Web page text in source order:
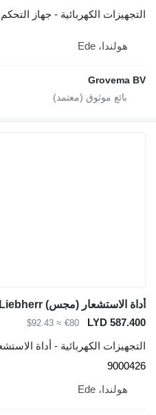
التجهيزات الكهربائية - جهاز
هولندا، Ede
Grovema BV
LYD 587.400
€80
≈ $92.43
التجهيزات الكهربائية - أداة
9000426
هولندا، Ede